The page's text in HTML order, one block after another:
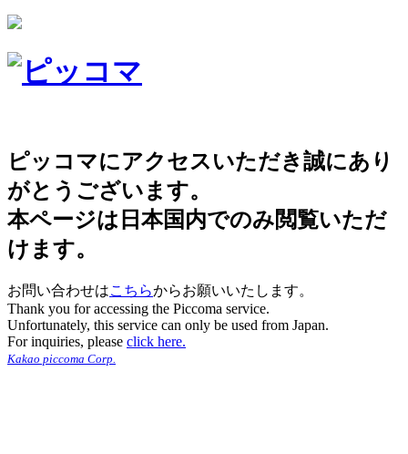
ピッコマにアクセスいただき誠にあり
がとうございます。
本ページは日本国内でのみ閲覧いただ
けます。
お問い合わせはこちらからお願いいたします。
Thank you for accessing the Piccoma service.
Unfortunately, this service can only be used from Japan.
For inquiries, please click here.
Kakao piccoma Corp.